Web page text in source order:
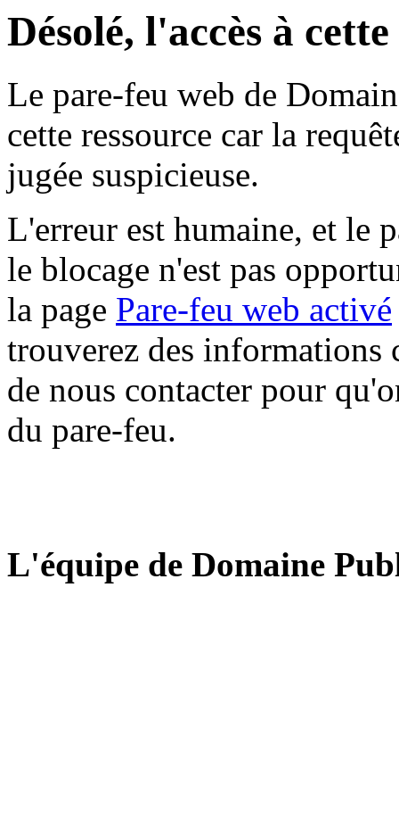
Désolé, l'accès à
Le pare-feu web de
cette ressource car la
jugée suspicieuse.
L'erreur est humaine, et le
le blocage n'est pas
la page Pare-feu web activé
trouverez des informations
de nous contacter pour
du pare-feu.
L'équipe de Domaine